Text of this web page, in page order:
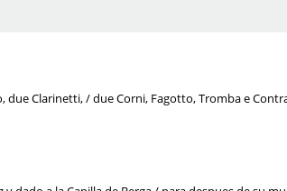
due Clarinetti, / due Corni, Fagotto, Tromba e